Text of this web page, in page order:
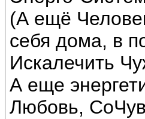
(А ещё
себя дома, в
Искалечить
А еще
Любовь,